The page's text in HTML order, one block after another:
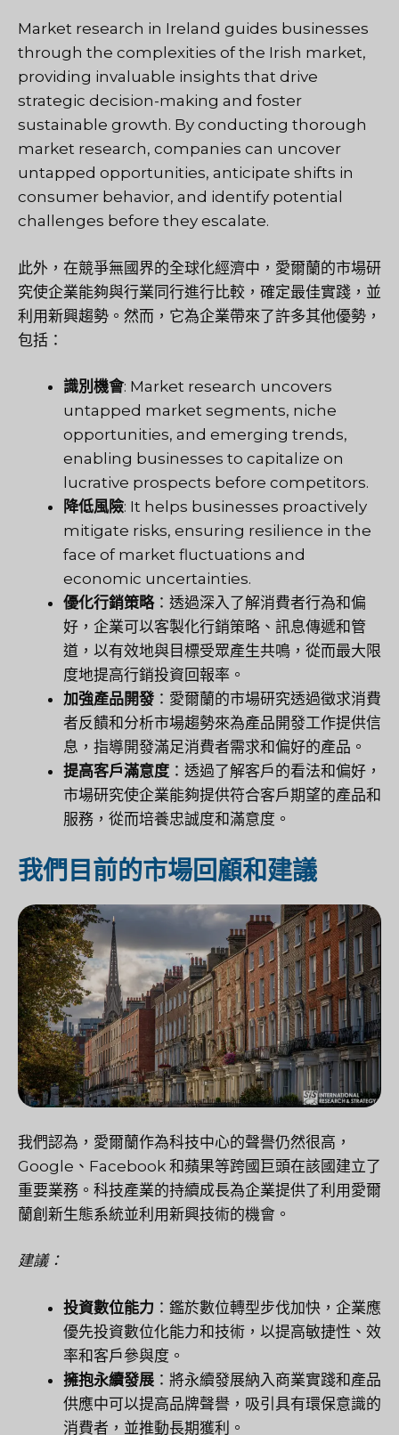
Market research in Ireland guides businesses
through the complexities of the Irish market,
providing invaluable insights that drive
strategic decision-making and foster
sustainable growth. By conducting thorough
market research, companies can uncover
untapped opportunities, anticipate shifts in
consumer behavior, and identify potential
challenges before they escalate.
此外，在競爭無國界的全球化經濟中，愛爾蘭的市場研
究使企業能夠與行業同行進行比較，確定最佳實踐，並
利用新興趨勢。然而，它為企業帶來了許多其他優勢，
包括：
識別機會: Market research uncovers
untapped market segments, niche
opportunities, and emerging trends,
enabling businesses to capitalize on
lucrative prospects before competitors.
降低風險: It helps businesses proactively
mitigate risks, ensuring resilience in the
face of market fluctuations and
economic uncertainties.
優化行銷策略：透過深入了解消費者行為和偏
好，企業可以客製化行銷策略、訊息傳遞和管
道，以有效地與目標受眾產生共鳴，從而最大限
度地提高行銷投資回報率。
加強產品開發 ：愛爾蘭的市場研究透過徵求消費
者反饋和分析市場趨勢來為產品開發工作提供信
息，指導開發滿足消費者需求和偏好的產品。
提高客戶滿意度 ：透過了解客戶的看法和偏好，
市場研究使企業能夠提供符合客戶期望的產品和
服務，從而培養忠誠度和滿意度。
我們目前的市場回顧和建議
我們認為，愛爾蘭作為科技中心的聲譽仍然很高，
Google、Facebook 和蘋果等跨國巨頭在該國建立了
重要業務。科技產業的持續成長為企業提供了利用愛爾
蘭創新生態系統並利用新興技術的機會。
建議：
投資數位能力 ：鑑於數位轉型步伐加快，企業應
優先投資數位化能力和技術，以提高敏捷性、效
率和客戶參與度。
擁抱永續發展 ：將永續發展納入商業實踐和產品
供應中可以提高品牌聲譽，吸引具有環保意識的
消費者，並推動長期獲利。